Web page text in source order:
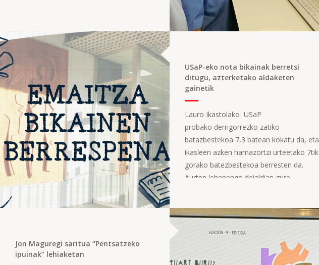
USaP-eko nota bikainak berretsi
ditugu, azterketako aldaketen
gainetik
Lauro Ikastolako USaP
probako derrigorrezko zatiko
batazbestekoa 7,3 batean kokatu da, eta
ikasleen azken hamazortzi urteetako 7tik
gorako batezbestekoa berresten da.
Aurten lehenengo deialdian gure ...
Jon Maguregi saritua “Pentsatzeko
ipuinak” lehiaketan